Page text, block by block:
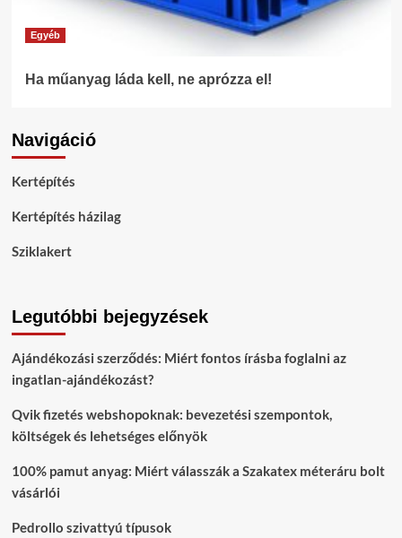
Egyéb
Ha műanyag láda kell, ne aprózza el!
Navigáció
Kertépítés
Kertépítés házilag
Sziklakert
Legutóbbi bejegyzések
Ajándékozási szerződés: Miért fontos írásba foglalni az
ingatlan-ajándékozást?
Qvik fizetés webshopoknak: bevezetési szempontok,
költségek és lehetséges előnyök
100% pamut anyag: Miért válasszák a Szakatex méteráru bolt
vásárlói
Pedrollo szivattyú típusok